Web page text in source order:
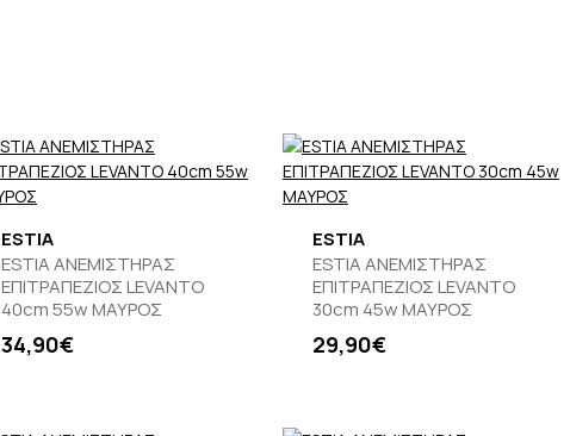
ESTIA
ESTIA ΑΝΕΜΙΣΤΗΡΑΣ
ΕΠΙΤΡΑΠΕΖΙΟΣ LEVANTO
40cm 55w ΜΑΥΡΟΣ
34,90€
ESTIA
ESTIA ΑΝΕΜΙΣΤΗΡΑΣ
ΕΠΙΤΡΑΠΕΖΙΟΣ LEVANTO
30cm 45w ΜΑΥΡΟΣ
29,90€